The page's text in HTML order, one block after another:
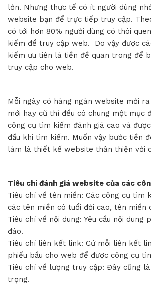
lớn. Nhưng thực tế có ít người dùng
website bạn để trực tiếp truy cập.
có tới hơn 80% người dùng có thói
kiếm để truy cập web. Do vậy được
kiếm ưu tiên là tiền đề quan trong để
truy cập cho web.
Mỗi ngày có hàng ngàn website mới
mới hay cũ thì đều có chung một mục
công cụ tìm kiếm đánh giá cao và
đầu khi tìm kiếm. Muốn vậy bước tiền
làm là thiết kế website thân thiện với
Tiêu chí đánh giá website của các
Tiêu chí về tên miền: Các công cụ tìm
các tên miền có tuổi đời cao, tên miền
Tiêu chí về nội dung: Yêu cầu nội dung
đáo.
Tiêu chí liên kết link: Cứ mỗi liên kết
phiếu bầu cho web để được công cụ
Tiêu chí về lượng truy cập: Đây cũng
trọng.